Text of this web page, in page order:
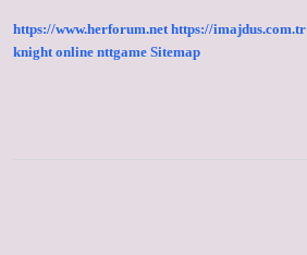
https://www.herforum.net https://imajdus.com.tr
knight online nttgame Sitemap